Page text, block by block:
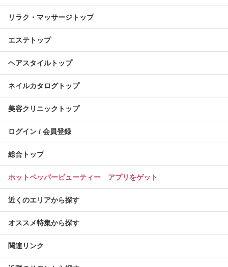
リラク・マッサージトップ
エステトップ
ヘアスタイルトップ
ネイルカタログトップ
美容クリニックトップ
ログイン / 会員登録
総合トップ
ホットペッパービューティー アプリをゲット
近くのエリアから探す
オススメ特集から探す
関連リンク